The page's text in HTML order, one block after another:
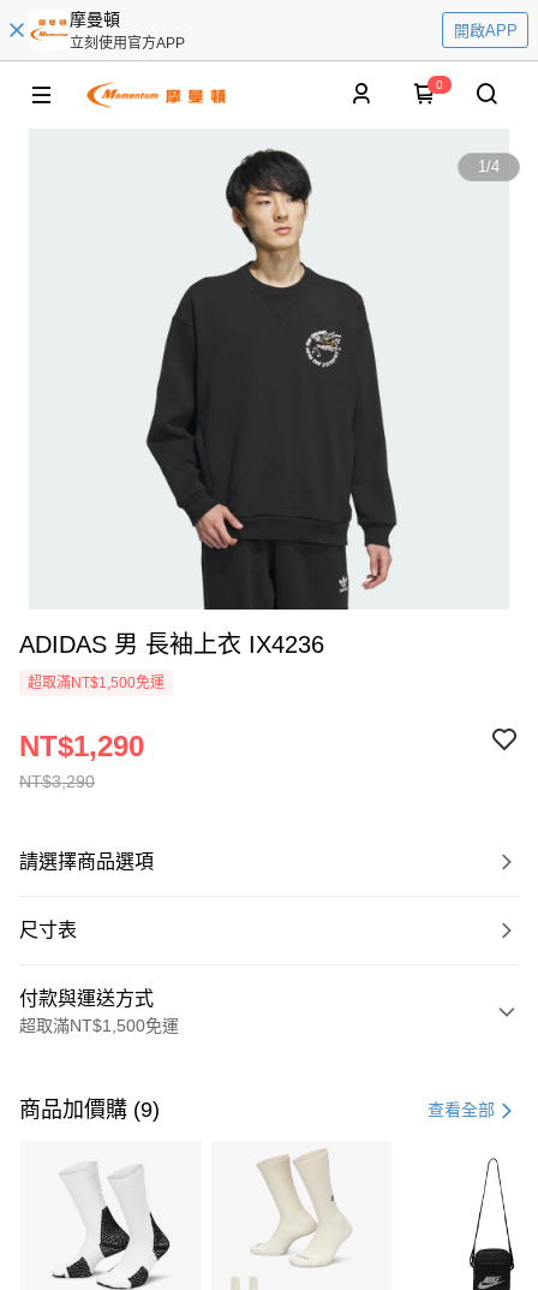
摩曼頓
立刻使用官方APP
開啟APP
0
1/4
ADIDAS 男 長袖上衣 IX4236
超取滿NT$1,500免運
NT$3,290
NT$1,290
請選擇商品選項
尺寸表
付款與運送方式
超取滿NT$1,500免運
信用卡一次付款
3 期 0 利率 每期 21家銀行
合作金庫商業銀行
第一商業銀行
華南商業銀行
彰化商業銀行
上海商業儲蓄銀行
Apple Pay
商品加價購 (9) 查看全部